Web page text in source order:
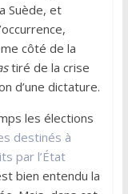
Suède, et
côté de la
tiré de la crise
d’une dictature.
les élections
destinés à
par l’État
bien entendu la